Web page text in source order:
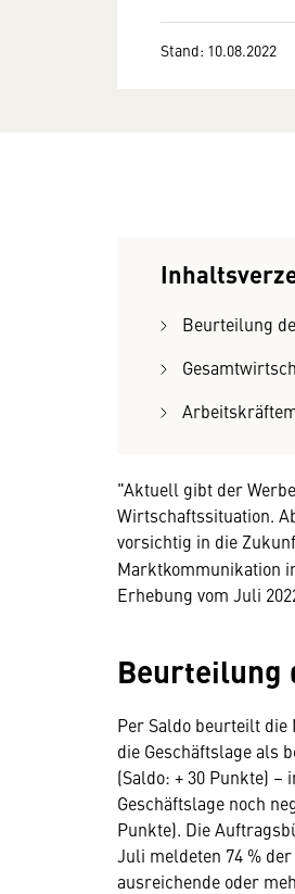
Stand: 10.08.2022
Beurteilung
"Aktuell gibt der
Wirtschaftssituation.
vorsichtig in die
Marktkommunikation
Erhebung vom Juli
Beurteilung
Per Saldo beurteilt
die Geschäftslage als
(Saldo: + 30 Punkte)
Geschäftslage noch
Punkte). Die
Juli meldeten 74 %
ausreichende oder